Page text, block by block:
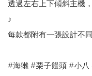
透過左右上下傾斜主機
♪
每款都附有一張設計不
#海獺 #栗子饅頭 #小